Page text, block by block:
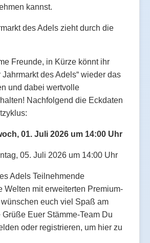
kannst.
des Adels zieht durch die
Freunde, in Kürze könnt ihr
Jahrmarkt des Adels“ wieder das
und dabei wertvolle
Nachfolgend die Eckdaten
01. Juli 2026 um 14:00 Uhr
05. Juli 2026 um 14:00 Uhr
Adels Teilnehmende
Welten mit erweiterten Premium-
euch viel Spaß am
Euer Stämme-Team Du
oder registrieren, um hier zu